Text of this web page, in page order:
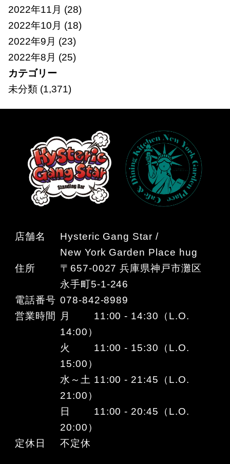
2022年11月 (28)
2022年10月 (18)
2022年9月 (23)
2022年8月 (25)
カテゴリー
未分類(1,371)
店舗名
Hysteric Gang Star /
New York Garden Place hug
住所
〒657-0027 兵庫県神戸市灘区
永手町5-1-246
電話番号 078-842-8989
営業時間
月 11:00 - 14:30（L.O.
14:00）
火 11:00 - 15:30（L.O.
15:00）
水～土 11:00 - 21:45（L.O.
21:00）
日 11:00 - 20:45（L.O.
20:00）
定休日
不定休